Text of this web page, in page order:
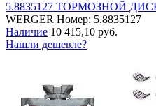
5.8835127 ТОРМОЗНОЙ ДИСК
WERGER Номер: 5.8835127
Наличие 10 415,10 руб.
Нашли дешевле?